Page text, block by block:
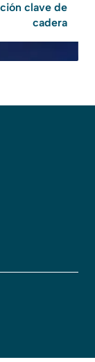
clave de
cadera